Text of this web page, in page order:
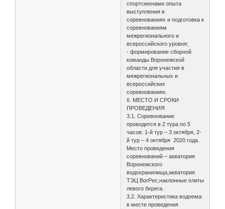
спортсменами опыта
выступления в
соревнованиях и подготовка к
соревнованиям
межрегионального и
всероссийского уровня;
- формирование сборной
команды Воронежской
области для участия в
межрегиональных и
всероссийских
соревнованиях.
II. МЕСТО И СРОКИ
ПРОВЕДЕНИЯ
3.1. Соревнование
проводится в 2 тура по 5
часов: 1-й тур – 3 октября, 2-
й тур – 4 октября 2020 года.
Место проведения
соревнований – акватория
Воронежского
водохранилища,акватория
ТЭЦ ВогРес,наклонные плиты
левого берега.
3.2. Характеристика водоема:
в месте проведения